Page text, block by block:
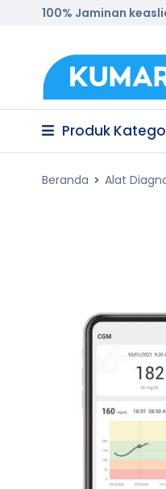
100% Jaminan
Produk
Beranda Alat